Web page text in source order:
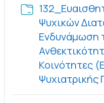
Ψυχικών
Ενδυνάμωση
Κοινότητες
Ψυχιατρικής